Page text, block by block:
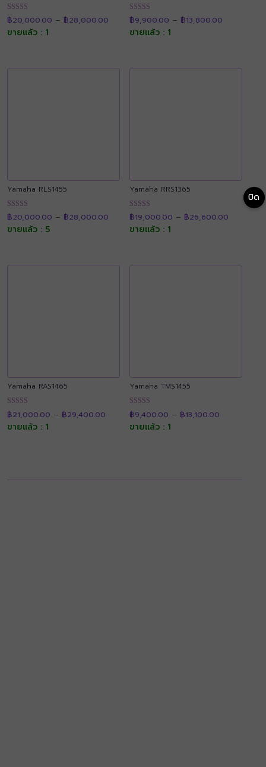
ให้คะแนน
4.90
ตั้งแต่ 1-5
฿20,000.00 – ฿28,000.00 range:
฿20,000.00
through
ขายแล้ว : 1
ให้คะแนน
4.91
ตั้งแต่ 1-5
฿9,900.00 – ฿13,800.00range:
ขายแล้ว : 1
Yamaha RLS1455
ให้คะแนน
4.89
ตั้งแต่ 1-5
฿20,000.00 – ฿28,000.00 range:
฿20,000.00
through
ขายแล้ว : 5
Yamaha RRS1365
ให้คะแนน
4.92
ตั้งแต่ 1-5
฿19,000.00 – ฿26,600.00range:
ขายแล้ว : 1
Yamaha RAS1465
ให้คะแนน
4.89
ตั้งแต่ 1-5
฿21,000.00 – ฿29,400.00
฿21,000.00
through
ขายแล้ว : 1
Yamaha TMS1455
ให้คะแนน
4.90
ตั้งแต่ 1-5
฿9,400.00 – ฿13,100.00range:
ขายแล้ว : 1
ปิด